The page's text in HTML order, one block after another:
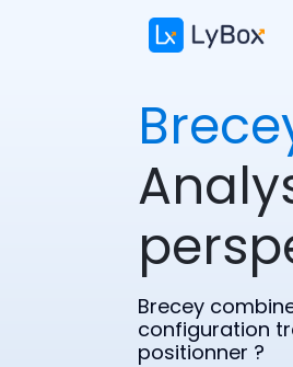
Brecey
configuration
positionner ?